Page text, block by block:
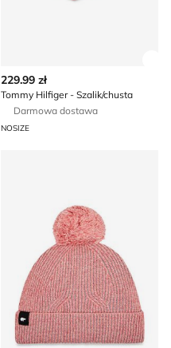
229.99 zł
Tommy Hilfiger - Szalik/chusta
Darmowa dostawa
NOSIZE